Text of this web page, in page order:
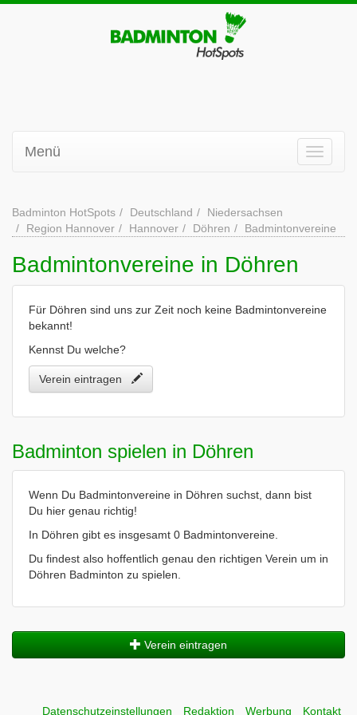
Menü
Badminton HotSpots Deutschland
Niedersachsen
Region Hannover
Hannover Döhren Badmintonvereine
Badmintonvereine in Döhren
Für Döhren sind uns zur Zeit noch keine Badmintonvereine
bekannt!
Kennst Du welche?
Verein eintragen
Badminton spielen in Döhren
Wenn Du Badmintonvereine in Döhren suchst, dann bist
Du hier genau richtig!
In Döhren gibt es insgesamt 0 Badmintonvereine.
Du findest also hoffentlich genau den richtigen Verein um in
Döhren Badminton zu spielen.
Verein eintragen
Datenschutzeinstellungen Redaktion Werbung Kontakt